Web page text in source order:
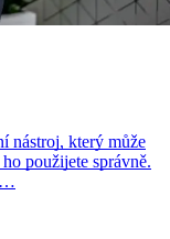
nástroj, který může
použijete správně.